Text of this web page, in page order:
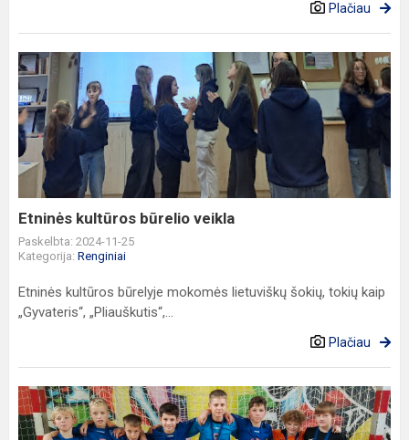
Plačiau
Etninės
kultūros
būrelio
veikla
Etninės kultūros būrelio veikla
Paskelbta: 2024-11-25
Kategorija: Renginiai
Etninės kultūros būrelyje mokomės lietuviškų šokių, tokių kaip
„Gyvateris“, „Pliauškutis“,...
Plačiau
Sidabrinis
Jonučių